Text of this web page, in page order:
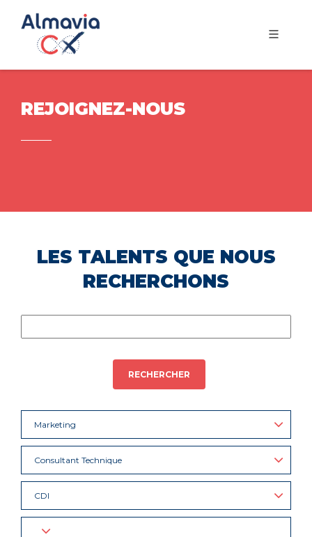
REJOIGNEZ-NOUS
LES TALENTS QUE NOUS
RECHERCHONS
RECHERCHER
Marketing
Consultant Technique
CDI